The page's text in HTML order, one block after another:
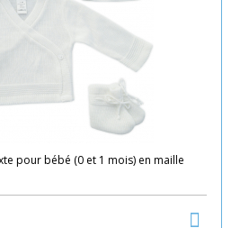
pour bébé (0 et 1 mois) en maille